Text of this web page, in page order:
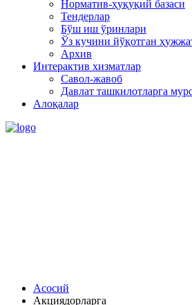
Норматив-ҳуқуқий базаси
Тендерлар
Бўш иш ўринлари
Ўз кучини йўқотган
Архив
Интерактив хизматлар
Савол-жавоб
Давлат ташкилотларга
Алоқалар
Асосий
Акциядорларга